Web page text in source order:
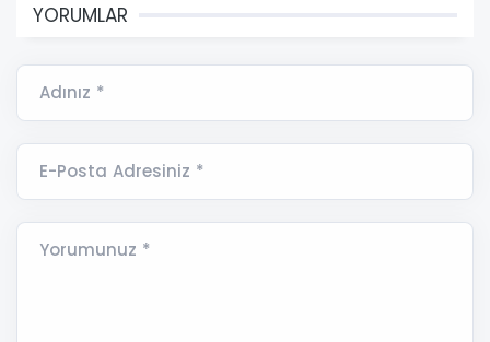
YORUMLAR
Adınız *
E-Posta Adresiniz *
Yorumunuz *